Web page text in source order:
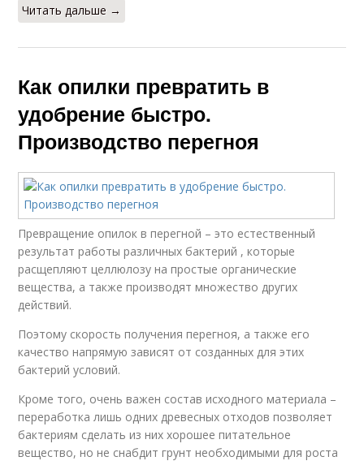
Читать дальше →
Как опилки превратить в
удобрение быстро.
Производство перегноя
Превращение опилок в перегной – это естественный
результат работы различных бактерий , которые
расщепляют целлюлозу на простые органические
вещества, а также производят множество других
действий.
Поэтому скорость получения перегноя, а также его
качество напрямую зависят от созданных для этих
бактерий условий.
Кроме того, очень важен состав исходного материала –
переработка лишь одних древесных отходов позволяет
бактериям сделать из них хорошее питательное
вещество, но не снабдит грунт необходимыми для роста